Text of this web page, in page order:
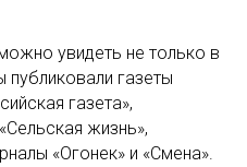
увидеть не только в
газеты
газета»,
жизнь»,
«Огонек» и «Смена».